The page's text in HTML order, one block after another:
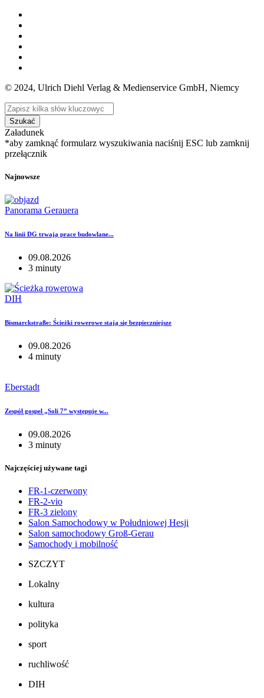
© 2024, Ulrich Diehl Verlag & Medienservice GmbH, Niemcy
Szukać
Załadunek
*aby zamknąć formularz wyszukiwania naciśnij ESC lub zamknij
przełącznik
Najnowsze
Panorama Gerauera
Na linii DG trwają prace budowlane...
09.08.2026
3 minuty
DIH
Bismarckstraße: Ścieżki rowerowe stają się bezpieczniejsze
09.08.2026
4 minuty
Eberstadt
Zespół gospel „Soli 7” występuje w...
09.08.2026
3 minuty
Najczęściej używane tagi
FR-1-czerwony
FR-2-vio
FR-3 zielony
Salon Samochodowy w Południowej Hesji
Salon samochodowy Groß-Gerau
Samochody i mobilność
SZCZYT
Lokalny
kultura
polityka
sport
ruchliwość
DIH